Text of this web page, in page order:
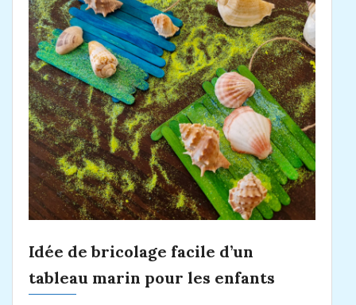
Idée de bricolage facile d’un
tableau marin pour les enfants